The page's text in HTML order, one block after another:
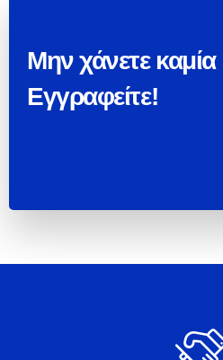
Μην χάνετε
Εγγραφείτε!